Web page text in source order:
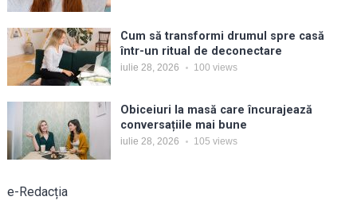
Cum să transformi drumul spre casă
într-un ritual de deconectare
iulie 28, 2026 100 views
Obiceiuri la masă care încurajează
conversațiile mai bune
iulie 28, 2026 105 views
e-Redacția